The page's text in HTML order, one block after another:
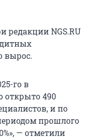
редакции NGS.RU
вырос.
го в
открыто 490
и по
прошлого
— отметили